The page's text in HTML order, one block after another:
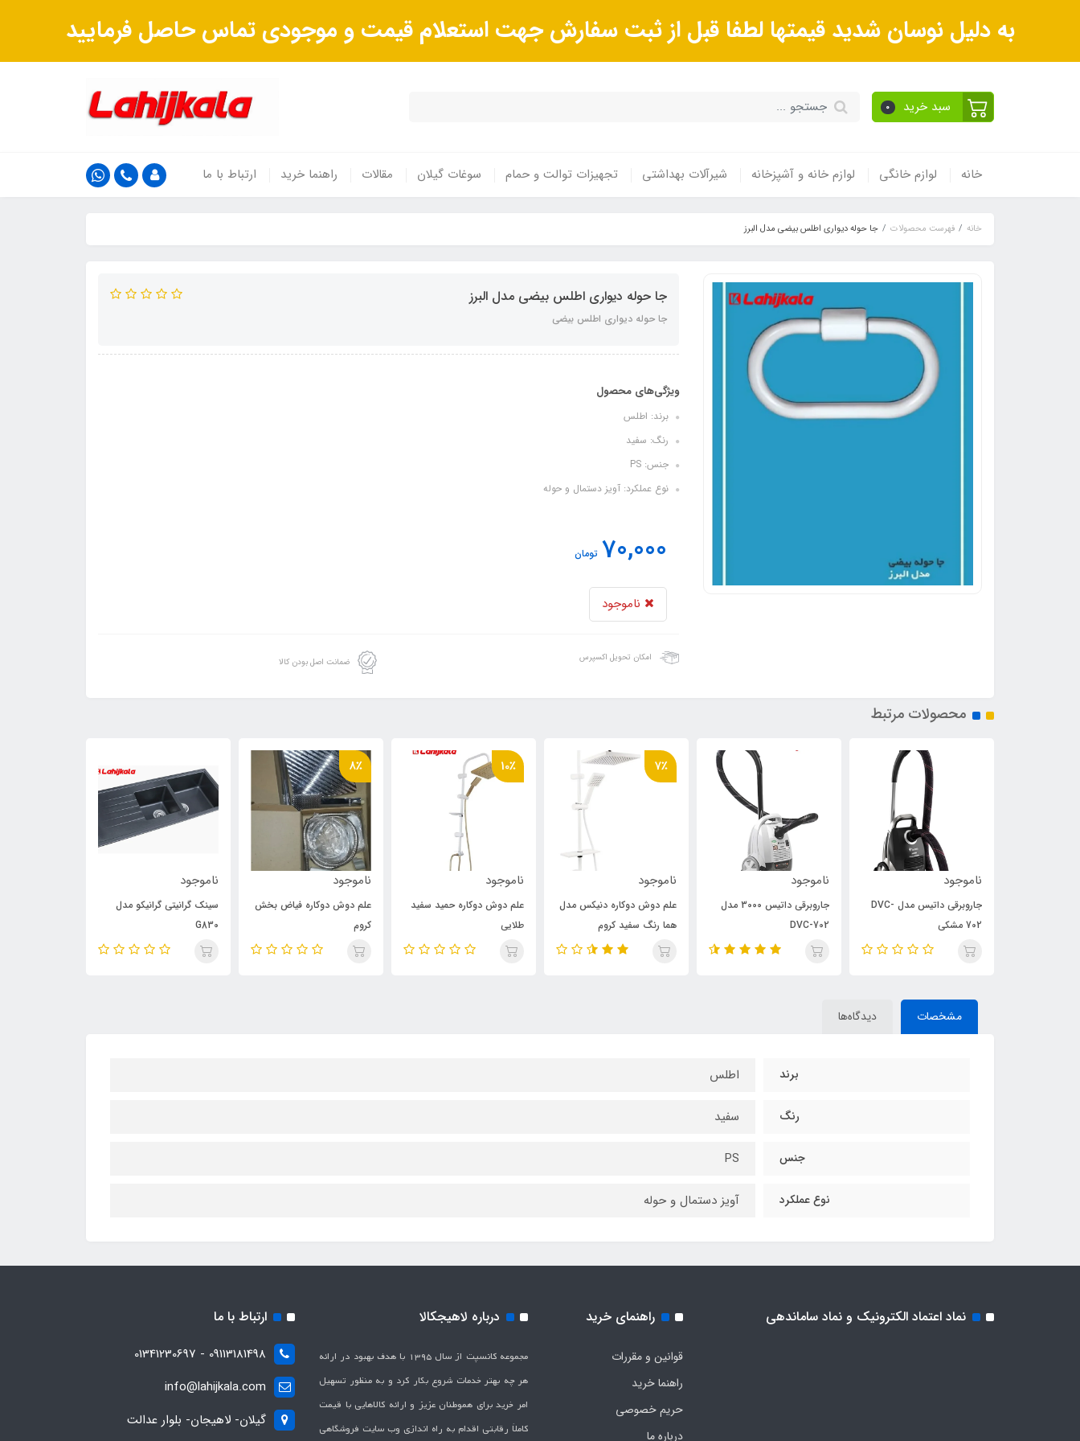
به دلیل نوسان شدید قیمتها لطفا قبل از ثبت سفارش جهت استعلام قیمت و موجودی تماس حاصل فرمایید
سبد خرید 0
خانه لوازم خانگی لوازم خانه و آشپزخانه شیرآلات بهداشتی تجهیزات توالت و حمام سوغات گیلان مقالات راهنما خرید ارتباط با ما
خانه فهرست محصولات جا حوله دیواری اطلس بیضی مدل البرز
جا حوله دیواری اطلس بیضی مدل البرز
جا حوله دیواری اطلس بیضی
ویژگی‌های محصول
برند: اطلس
رنگ: سفید
جنس: PS
نوع عملکرد: آویز دستمال و حوله
70,000 تومان
ناموجود
امکان تحویل اکسپرس ضمانت اصل بودن کالا
محصولات مرتبط
ناموجود
جاروبرقی داتیس مدل DVC-
702 مشکی
ناموجود
جاروبرقی داتیس 3000 مدل
DVC-702
7٪
ناموجود
علم دوش دوکاره دنیکس مدل
هما رنگ سفید کروم
10٪
ناموجود
علم دوش دوکاره حمید سفید
طلایی
8٪
ناموجود
علم دوش دوکاره فیاض بخش
کروم
ناموجود
سینک گرانیتی گرانیکو مدل
G830
مشخصات دیدگاه‌ها
برند اطلس
رنگ سفید
جنس PS
نوع عملکرد آویز دستمال و حوله
نماد اعتماد الکترونیک و نماد ساماندهی راهنمای خرید
قوانین و مقررات
راهنما خرید
حریم خصوصی
درباره ما
درباره لاهیجکالا
مجموعه کانسپت از سال 1395 با هدف بهبود در ارائه
هر چه بهتر خدمات شروع بکار کرد و به منظور تسهیل
امر خرید برای هموطنان عزیز و ارائه کالاهایی با قیمت
کاملاَ رقابتی اقدام به راه اندازی وب سایت فروشگاهی
ارتباط با ما
09113181498 - 01341230697
info@lahijkala.com
گیلان- لاهیجان- بلوار عدالت